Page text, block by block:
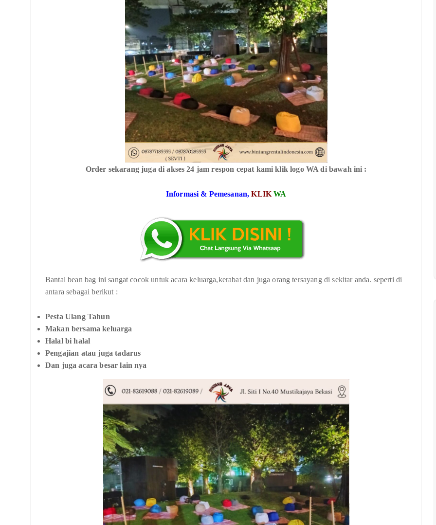
Order sekarang juga di akses 24 jam respon cepat kami klik logo WA di bawah ini :
Informasi & Pemesanan,KLIK WA
Bantal bean bag ini sangat cocok untuk acara keluarga,kerabat dan juga orang tersayang di sekitar anda. seperti di
antara sebagai berikut :
Pesta Ulang Tahun
Makan bersama keluarga
Halal bi halal
Pengajian atau juga tadarus
Dan juga acara besar lain nya